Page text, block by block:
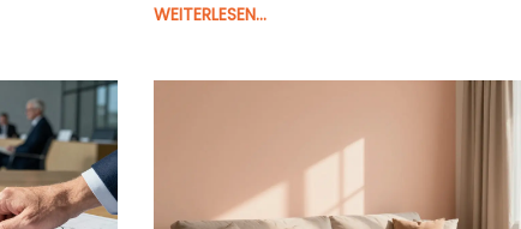
WEITERLESEN...